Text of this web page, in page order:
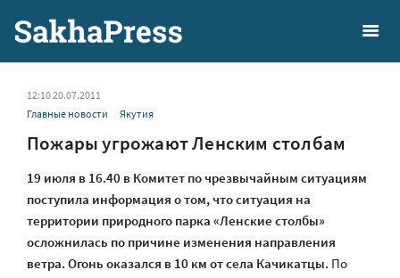
12:10 20.07.2011
Главные новости
Якутия
Пожары угрожают Ленским столбам
19 июля в 16.40 в Комитет по чрезвычайным ситуациям
поступила информация о том, что ситуация на
территории природного парка «Ленские столбы»
осложнилась по причине изменения направления
ветра. Огонь оказался в 10 км от села Качикатцы. По